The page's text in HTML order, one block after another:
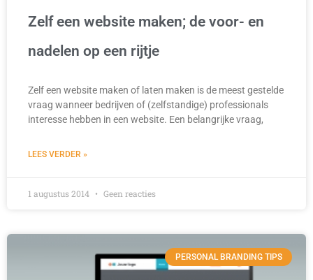
Zelf een website maken; de voor- en
nadelen op een rijtje
Zelf een website maken of laten maken is de meest gestelde
vraag wanneer bedrijven of (zelfstandige) professionals
interesse hebben in een website. Een belangrijke vraag,
LEES VERDER »
1 augustus 2014 Geen reacties
PERSONAL BRANDING TIPS